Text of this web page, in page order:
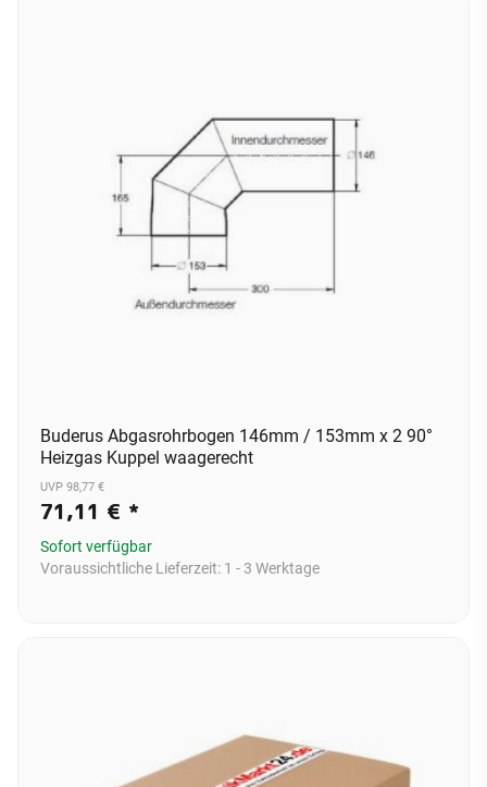
Buderus Abgasrohrbogen 146mm / 153mm x 2 90°
Heizgas Kuppel waagerecht
UVP 98,77 €
71,11 € *
Sofort verfügbar
Voraussichtliche Lieferzeit: 1 - 3 Werktage